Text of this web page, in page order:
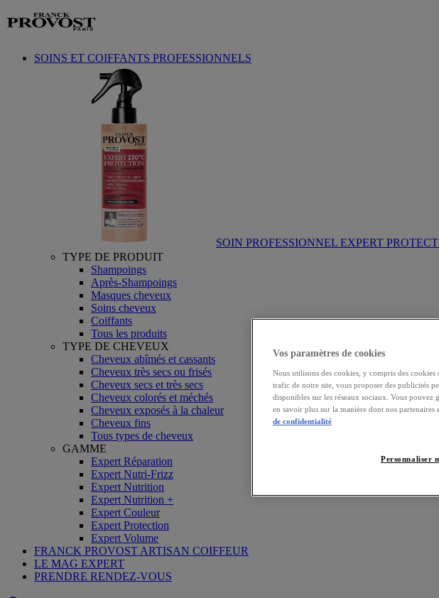
Aller au contenu
SOINS ET COIFFANTS PROFESSIONNELS
SOIN PROFESSIONNEL EXPERT
TYPE DE PRODUIT
Shampoings
Après-Shampoings
Masques cheveux
Soins cheveux
Coiffants
Tous les produits
TYPE DE CHEVEUX
Cheveux abîmés et cassants
Cheveux très secs ou frisés
Cheveux secs et très secs
Cheveux colorés et méchés
Cheveux exposés à la chaleur
Cheveux fins
Tous types de cheveux
GAMME
Expert Réparation
Expert Nutri-Frizz
Expert Nutrition
Expert Nutrition +
Expert Couleur
Expert Protection
Expert Volume
FRANCK PROVOST ARTISAN COIFFEUR
LE MAG EXPERT
PRENDRE RENDEZ-VOUS
Vos paramètres de cookies
Nous utilisons des cookies, y compris des
trafic de notre site, vous proposer des publicités
disponibles sur les réseaux sociaux. Vous pouvez
en savoir plus sur la manière dont nos partenaires
de confidentialité
Personnaliser